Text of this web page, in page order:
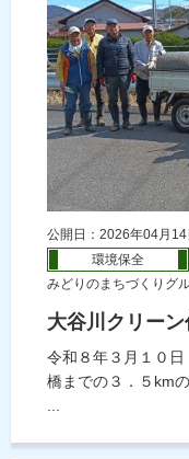
公開日：2026年04月14
環境保全
みどりのまちづくりグ
大谷川クリー
令和８年３月１０
橋までの３．５km